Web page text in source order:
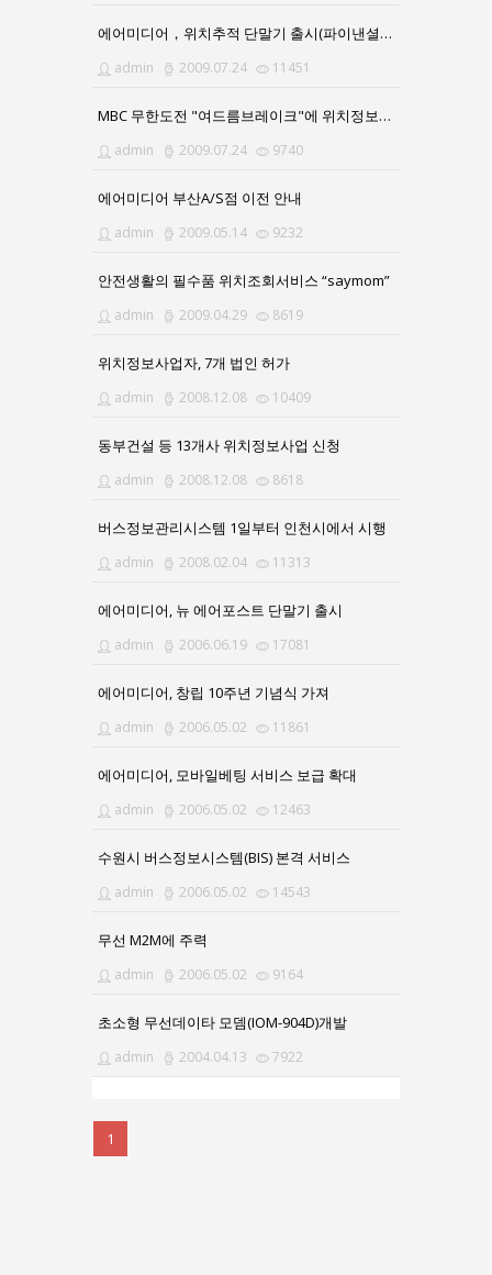
에어미디어，위치추적 단말기 출시(파이낸셜뉴스)
admin 2009.07.24 11451
MBC 무한도전 "여드름브레이크"에 위치정보서비스 제공
admin 2009.07.24 9740
에어미디어 부산A/S점 이전 안내
admin 2009.05.14 9232
안전생활의 필수품 위치조회서비스 “saymom”
admin 2009.04.29 8619
위치정보사업자, 7개 법인 허가
admin 2008.12.08 10409
동부건설 등 13개사 위치정보사업 신청
admin 2008.12.08 8618
버스정보관리시스템 1일부터 인천시에서 시행
admin 2008.02.04 11313
에어미디어, 뉴 에어포스트 단말기 출시
admin 2006.06.19 17081
에어미디어, 창립 10주년 기념식 가져
admin 2006.05.02 11861
에어미디어, 모바일베팅 서비스 보급 확대
admin 2006.05.02 12463
수원시 버스정보시스템(BIS) 본격 서비스
admin 2006.05.02 14543
무선 M2M에 주력
admin 2006.05.02 9164
초소형 무선데이타 모뎀(IOM-904D)개발
admin 2004.04.13 7922
1